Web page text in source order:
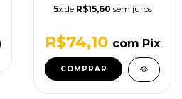
5x de R$15,60 sem juros
R$74,10 com Pix
COMPRAR